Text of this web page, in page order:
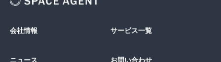
会社情報 サービス一覧
ニュース お問い合わせ